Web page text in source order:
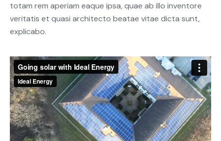
totam rem aperiam eaque ipsa, quae ab illo inventore
veritatis et quasi architecto beatae vitae dicta sunt,
explicabo.